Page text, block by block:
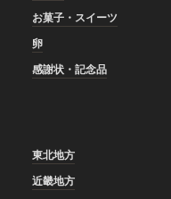
お菓子・スイーツ
卵
感謝状・記念品
東北地方
近畿地方